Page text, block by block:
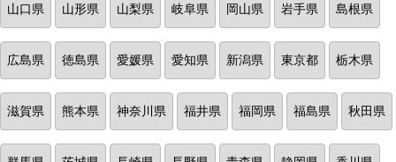
山口県 山形県 山梨県 岐阜県 岡山県 岩手県 島根県
広島県 徳島県 愛媛県 愛知県 新潟県 東京都 栃木県
滋賀県 熊本県 神奈川県 福井県 福岡県 福島県 秋田県